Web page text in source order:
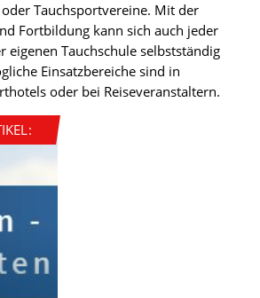
Tauchsportvereine. Mit der
Fortbildung kann sich auch jeder
eigenen Tauchschule selbstständig
Einsatzbereiche sind in
oder bei Reiseveranstaltern.